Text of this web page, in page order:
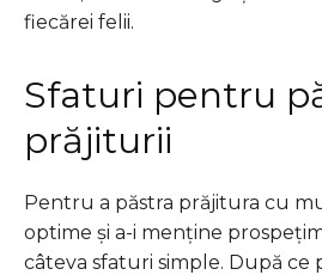
fiecărei felii.
Sfaturi pentru
prăjiturii
Pentru a păstra prăjitura cu
optime și a-i menține
câteva sfaturi simple. După ce